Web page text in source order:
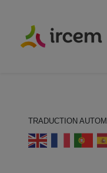
TRADUCTION